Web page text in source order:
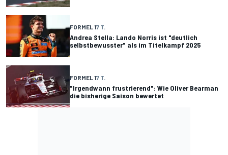
FORMEL 17 T.
Andrea Stella: Lando Norris ist "deutlich
selbstbewusster" als im Titelkampf 2025
FORMEL 17 T.
"Irgendwann frustrierend": Wie Oliver Bearman
die bisherige Saison bewertet